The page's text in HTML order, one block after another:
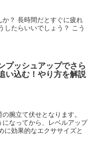
？ 長時間だとすぐに疲れ
したらいいでしょう？ こう
プッシュアップでさら
い込む！やり方を解説
腕立て伏せとなります。
なってから、レベルアップ
に効果的なエクササイズと